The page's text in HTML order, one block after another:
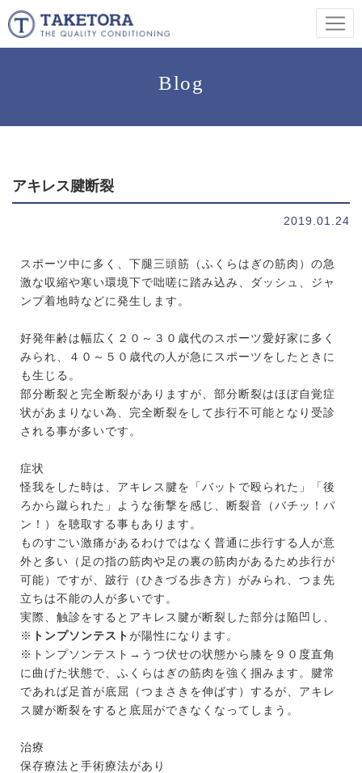
Blog
アキレス腱断裂
2019.01.24
スポーツ中に多く、下腿三頭筋（ふくらはぎの筋肉）の急
激な収縮や寒い環境下で咄嗟に踏み込み、ダッシュ、ジャ
ンプ着地時などに発生します。
好発年齢は幅広く２０～３０歳代のスポーツ愛好家に多く
みられ、４０～５０歳代の人が急にスポーツをしたときに
も生じる。
部分断裂と完全断裂がありますが、部分断裂はほぼ自覚症
状があまりない為、完全断裂をして歩行不可能となり受診
される事が多いです。
症状
怪我をした時は、アキレス腱を「バットで殴られた」「後
ろから蹴られた」ような衝撃を感じ、断裂音（バチッ！パ
ン！）を聴取する事もあります。
ものすごい激痛があるわけではなく普通に歩行する人が意
外と多い（足の指の筋肉や足の裏の筋肉があるため歩行が
可能）ですが、跛行（ひきづる歩き方）がみられ、つま先
立ちは不能の人が多いです。
実際、触診をするとアキレス腱が断裂した部分は陥凹し、
※ トンプソンテストが陽性になります。
※トンプソンテスト→うつ伏せの状態から膝を９０度直角
に曲げた状態で、ふくらはぎの筋肉を強く掴みます。腱常
であれば足首が底屈（つまさきを伸ばす）するが、アキレ
ス腱が断裂をすると底屈ができなくなってしまう。
治療
保存療法と手術療法があり